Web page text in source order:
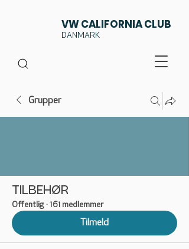
VW CALIFORNIA CLUB
DANMARK
Grupper
TILBEHØR
Offentlig · 161 medlemmer
Tilmeld